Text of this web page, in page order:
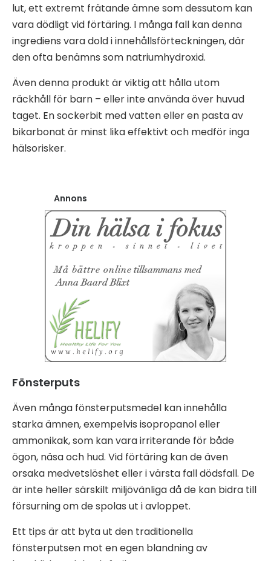
lut, ett extremt frätande ämne som dessutom kan
vara dödligt vid förtäring. I många fall kan denna
ingrediens vara dold i innehållsförteckningen, där
den ofta benämns som natriumhydroxid.
Även denna produkt är viktig att hålla utom
räckhåll för barn – eller inte använda över huvud
taget. En sockerbit med vatten eller en pasta av
bikarbonat är minst lika effektivt och medför inga
hälsorisker.
Annons
Fönsterputs
Även många fönsterputsmedel kan innehålla
starka ämnen, exempelvis isopropanol eller
ammonikak, som kan vara irriterande för både
ögon, näsa och hud. Vid förtäring kan de även
orsaka medvetslöshet eller i värsta fall dödsfall. De
är inte heller särskilt miljövänliga då de kan bidra till
försurning om de spolas ut i avloppet.
Ett tips är att byta ut den traditionella
fönsterputsen mot en egen blandning av